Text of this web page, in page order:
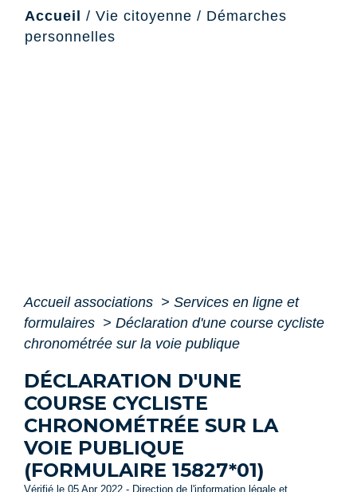
Accueil / Vie citoyenne / Démarches
personnelles
Accueil associations > Services en ligne et
formulaires > Déclaration d'une course cycliste
chronométrée sur la voie publique
DÉCLARATION D'UNE
COURSE CYCLISTE
CHRONOMÉTRÉE SUR LA
VOIE PUBLIQUE
(FORMULAIRE 15827*01)
Vérifié le 05 Apr 2022 - Direction de l'information légale et